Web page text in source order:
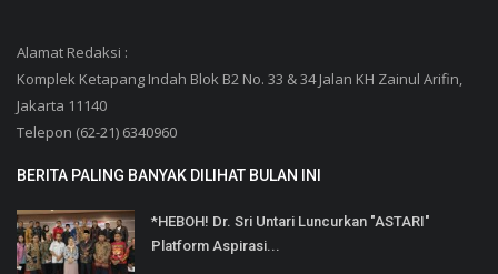
Alamat Redaksi :
Komplek Ketapang Indah Blok B2 No. 33 & 34 Jalan KH Zainul Arifin,
Jakarta 11140
Telepon (62-21) 6340960
BERITA PALING BANYAK DILIHAT BULAN INI
*HEBOH! Dr. Sri Untari Luncurkan "ASTARI"
Platform Aspirasi...